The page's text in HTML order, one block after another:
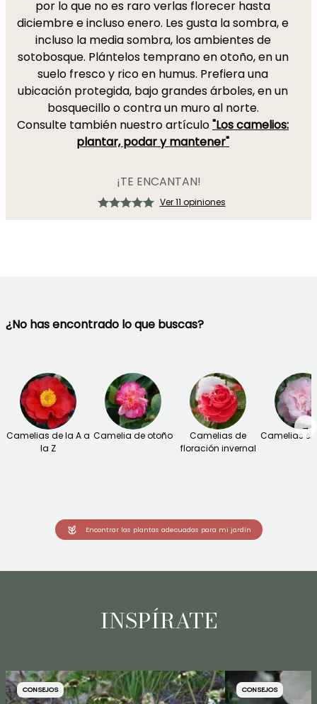
por lo que no es raro verlas florecer hasta
diciembre e incluso enero. Les gusta la sombra, e
incluso la media sombra, los ambientes de
sotobosque. Plántelos temprano en otoño, en un
suelo fresco y rico en humus. Prefiera una
ubicación protegida, bajo grandes árboles, en un
bosquecillo o contra un muro al norte.
Consulte también nuestro artículo"Los camelios:
plantar, podar y mantener"
¡TE ENCANTAN!
Ver 11 opiniones
¿No has encontrado lo que buscas?
Camelias de la A a
la Z
Camelia de otoño
Camelias de
floración invernal
Camelias
→
Encontrar las plantas adecuadas para mi jardín
INSPÍRATE
CONSEJOS CONSEJOS